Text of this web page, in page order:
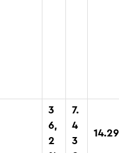
3
6,
2
7.
4
3